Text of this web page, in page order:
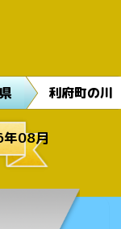
利府町の川
年08月